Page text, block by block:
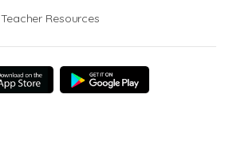
Teacher Resources